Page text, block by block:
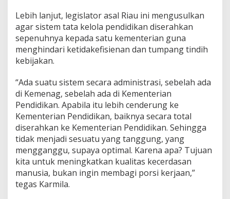
Lebih lanjut, legislator asal Riau ini mengusulkan
agar sistem tata kelola pendidikan diserahkan
sepenuhnya kepada satu kementerian guna
menghindari ketidakefisienan dan tumpang tindih
kebijakan.
“Ada suatu sistem secara administrasi, sebelah ada
di Kemenag, sebelah ada di Kementerian
Pendidikan. Apabila itu lebih cenderung ke
Kementerian Pendidikan, baiknya secara total
diserahkan ke Kementerian Pendidikan. Sehingga
tidak menjadi sesuatu yang tanggung, yang
mengganggu, supaya optimal. Karena apa? Tujuan
kita untuk meningkatkan kualitas kecerdasan
manusia, bukan ingin membagi porsi kerjaan,”
tegas Karmila.